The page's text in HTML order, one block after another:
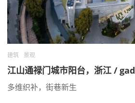
建筑 景观
江山通禄门城市阳台，浙江 / gad
多维织补，街巷新生